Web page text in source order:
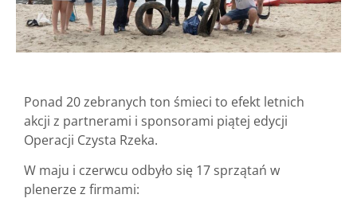
Ponad 20 zebranych ton śmieci to efekt letnich
akcji z partnerami i sponsorami piątej edycji
Operacji Czysta Rzeka.
W maju i czerwcu odbyło się 17 sprzątań w
plenerze z firmami: